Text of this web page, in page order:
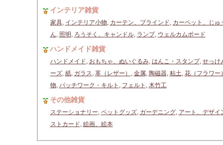
インテリア雑貨
家具, インテリア小物, カーテン、ブラインド, カーペット、じゅ
ん, 照明 , ろうそく、キャンドル, ランプ, ウェルカムボード
ハンドメイド雑貨
ハンドメイド, おもちゃ、ぬいぐるみ, はんこ・スタンプ, せっけ
ーズ, 紙, ガラス, 革（レザー） , 金属, 陶磁器, 粘土, 花（フラワー
物, パッチワーク・キルト , フェルト , 木竹工
その他雑貨
ステーショナリー, ペットグッズ, ガーデニング, アート、デザイ
ストカード, 絵画、絵本